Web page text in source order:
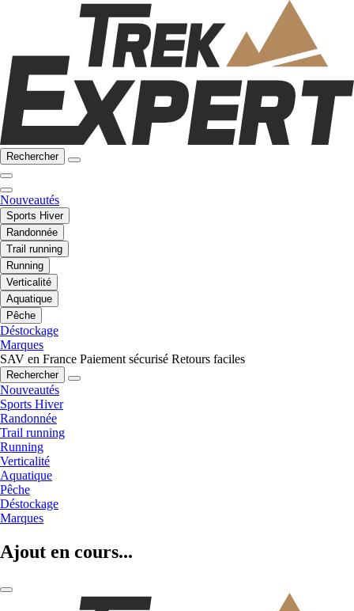
Rechercher
Nouveautés
Sports Hiver
Randonnée
Trail running
Running
Verticalité
Aquatique
Pêche
Déstockage
Marques
SAV en France Paiement sécurisé Retours faciles
Rechercher
Nouveautés
Sports Hiver
Randonnée
Trail running
Running
Verticalité
Aquatique
Pêche
Déstockage
Marques
Ajout en cours...